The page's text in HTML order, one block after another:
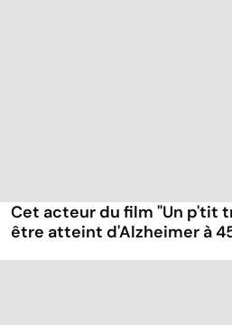
Cet acteur du film "Un p'tit
être atteint d'Alzheimer à